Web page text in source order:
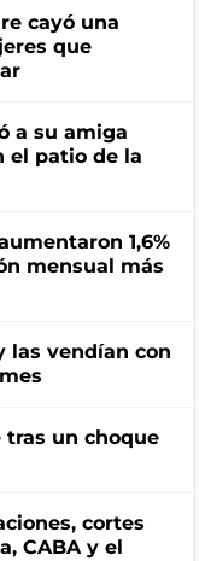
cayó una
que
a su amiga
el patio de la
1,6%
mensual más
las vendían con
un choque
cortes
CABA y el